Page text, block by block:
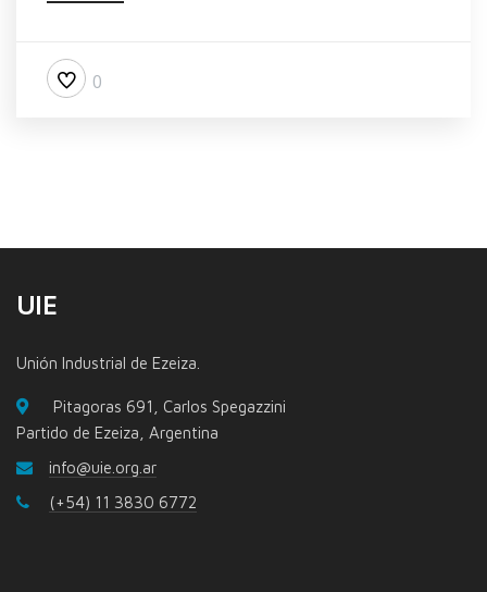
0
UIE
Unión Industrial de Ezeiza.
Pitagoras 691, Carlos Spegazzini
Partido de Ezeiza, Argentina
info@uie.org.ar
(+54) 11 3830 6772